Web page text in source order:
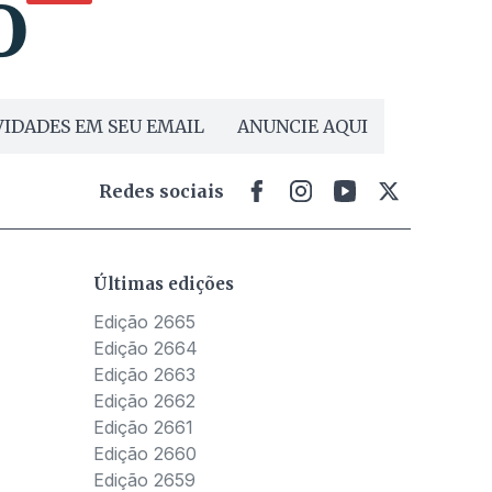
EM SEU EMAIL ANUNCIE AQUI
Redes sociais
Últimas edições
Edição 2665
Edição 2664
Edição 2663
Edição 2662
Edição 2661
Edição 2660
Edição 2659